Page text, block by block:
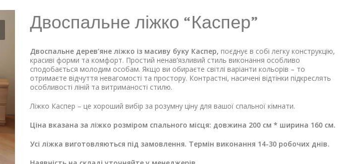
Двоспальне ліжко “Каспер”
Двоспальне дерев’яне ліжко із масиву буку Каспер, поєднує в собі легку конструкцію,
красиві форми та комфорт. Простий ненав’язливий стиль виконання особливо
сподобається молодим особам. Якщо ви обираєте світлі варіанти кольорів – то
отримаєте відчуття невагомості та простору. Контрастні, насичені відтінки підкреслять
особливості ліній та витриманості стилю.
Ліжко Каспер – це хороший вибір за розумну ціну для вашої спальної кімнати.
Ціна вказана за ліжко розміром спального місця: довжина 200 см * ширина 160 см.
Усі ліжка виготовляються під замовлення. Термін виконання 14-30 робочих днів.